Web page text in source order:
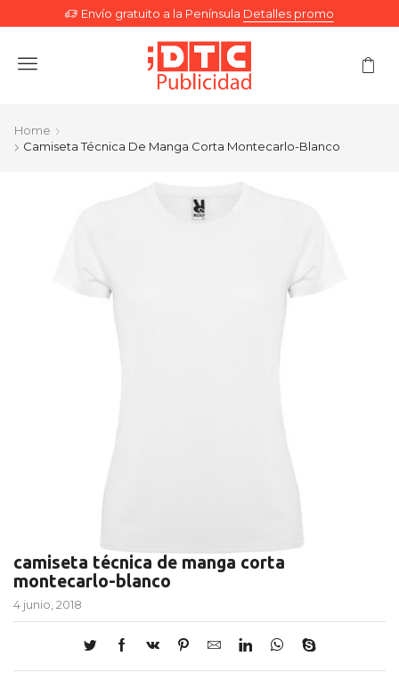
Envío gratuito a la Península Detalles promo
Menu
Home
Camiseta Técnica De Manga Corta Montecarlo-Blanco
camiseta técnica de manga corta
montecarlo-blanco
4 junio, 2018